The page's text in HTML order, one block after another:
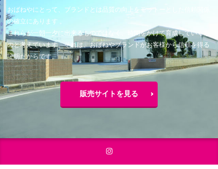
おばねやにとって、ブランドとは品質の向上をモットーとした信頼関係
の確立にあります 。
これらが一朝一夕に出来るものではなく、時間をかけて育成していくも
のと考えています。それは、おばねやブランドがお客様から信頼を得る
証明だからです。
販売サイトを見る